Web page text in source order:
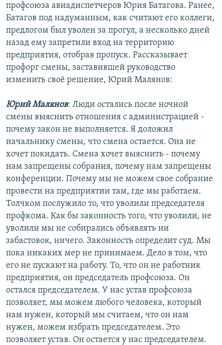
Все сайты РСЕ/РС
профсоюза авиадиспетчеров Юрия Батагова. Ранее,
Батагов под надуманным, как считают его коллеги,
предлогом был уволен за прогул, а несколько дней
назад ему запретили вход на территорию
предприятия, отобрав пропуск. Рассказывает
профорг смены, заставившей руководство
изменить своё решение, Юрий Малянов:
Юрий Малянов: Люди остались после ночной
смены выяснить отношения с администрацией -
почему закон не выполняется. Я доложил
начальнику смены, что смена остается. Она не
хочет покидать. Смена хочет выяснить - почему
нам запрещены собрания, почему нам запрещены
конференции. Почему мы не можем свое собрание
провести на предприятии там, где мы работаем.
Толчком послужило то, что уволили председателя
профкома. Как бы законность того, что уволили, не
уволили мы не собирались объявлять ни
забастовок, ничего. Законность определит суд. Мы
пока никаких мер не принимаем. Дело в том, что
его не пускают на работу. То, что он не работник
предприятия, он председатель профсоюза. Он
остался председателем. У нас устав профсоюза
позволяет, мы можем любого человека, который
нам нужен, который мы считаем, что он нам
нужен, можем избрать председателем. Это
позволяет устав. Он остается у нас председателем.